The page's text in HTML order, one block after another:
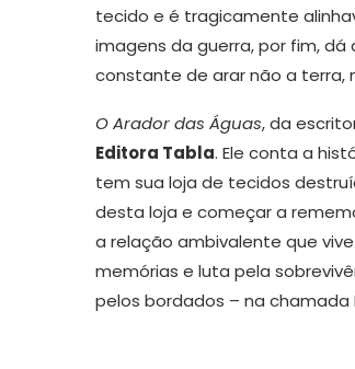
tecido e é tragicamente
imagens da guerra, por fim,
constante de arar não a terra,
O Arador das Águas, da
Editora Tabla. Ele conta a
tem sua loja de tecidos
desta loja e começar a
a relação ambivalente que
memórias e luta pela
pelos bordados – na chamada